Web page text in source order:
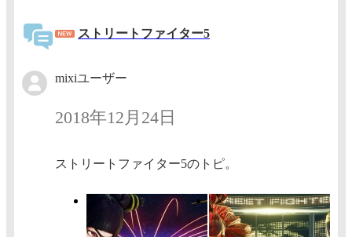
ストリートファイター5
mixiユーザー
2018年12月24日
ストリートファイター5のトピ。